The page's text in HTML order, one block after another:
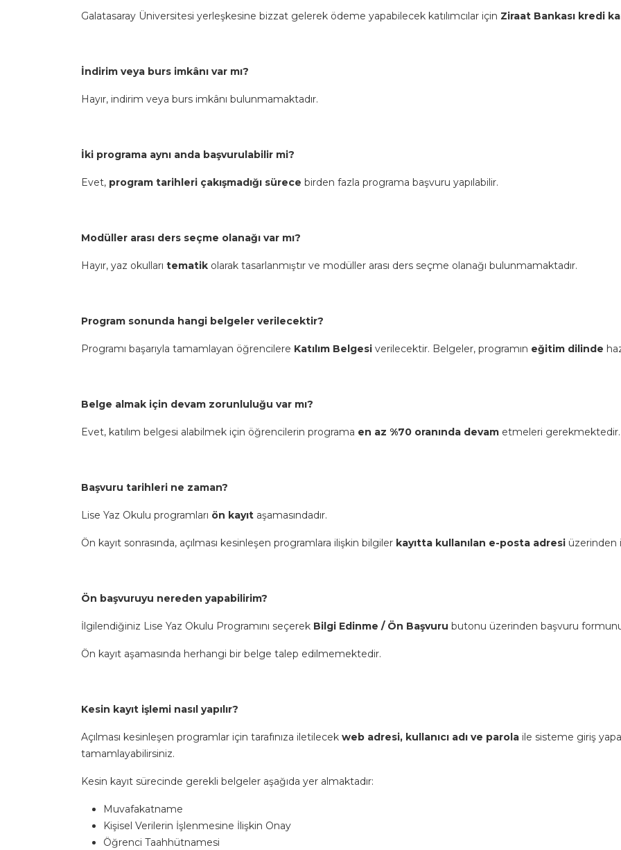
Galatasaray Üniversitesi yerleşkesine bizzat gelerek ödeme yapabilecek katılımcılar için Ziraat Bankası kredi
İndirim veya burs imkânı var mı?
Hayır, indirim veya burs imkânı bulunmamaktadır.
İki programa aynı anda başvurulabilir mi?
Evet, program tarihleri çakışmadığı sürece birden fazla programa başvuru yapılabilir.
Modüller arası ders seçme olanağı var mı?
Hayır, yaz okulları tematik olarak tasarlanmıştır ve modüller arası ders seçme olanağı bulunmamaktadır.
Program sonunda hangi belgeler verilecektir?
Programı başarıyla tamamlayan öğrencilere Katılım Belgesi verilecektir. Belgeler, programın eğitim dilinde
Belge almak için devam zorunluluğu var mı?
Evet, katılım belgesi alabilmek için öğrencilerin programa en az %70 oranında devam etmeleri gerekmektedir.
Başvuru tarihleri ne zaman?
Lise Yaz Okulu programları ön kayıt aşamasındadır.
Ön kayıt sonrasında, açılması kesinleşen programlara ilişkin bilgiler kayıtta kullanılan e-posta adresi üzerinden
Ön başvuruyu nereden yapabilirim?
İlgilendiğiniz Lise Yaz Okulu Programını seçerek Bilgi Edinme / Ön Başvuru butonu üzerinden başvuru
Ön kayıt aşamasında herhangi bir belge talep edilmemektedir.
Kesin kayıt işlemi nasıl yapılır?
Açılması kesinleşen programlar için tarafınıza iletilecek web adresi, kullanıcı adı ve parola ile sisteme giriş
tamamlayabilirsiniz.
Kesin kayıt sürecinde gerekli belgeler aşağıda yer almaktadır:
Muvafakatname
Kişisel Verilerin İşlenmesine İlişkin Onay
Öğrenci Taahhütnamesi